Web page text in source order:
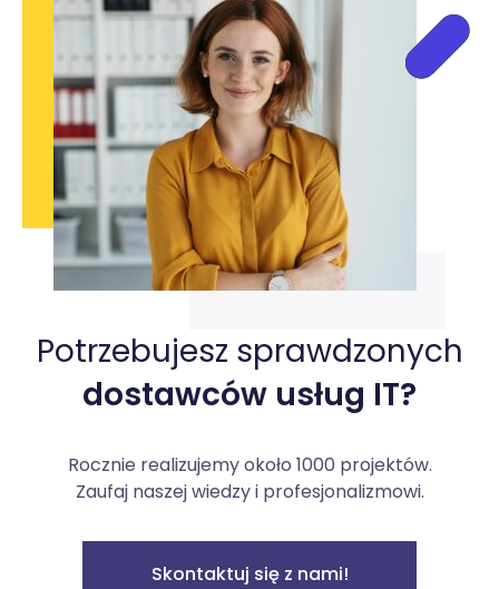
Potrzebujesz sprawdzonych
dostawców usług IT?
Rocznie realizujemy około 1000 projektów.
Zaufaj naszej wiedzy i profesjonalizmowi.
Skontaktuj się z nami!